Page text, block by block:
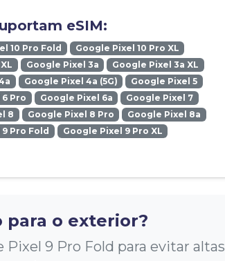
eSIM:
10 Pro Fold
Google Pixel 10 Pro XL
Google Pixel 3a
Google Pixel 3a XL
Google Pixel 4a (5G)
Google Pixel 5
Pro Google Pixel 6a
Google Pixel 7
8 Google Pixel 8 Pro
Google Pixel 8a
Pro Fold
Google Pixel 9 Pro XL
para o exterior?
Pixel 9 Pro Fold para evitar altas